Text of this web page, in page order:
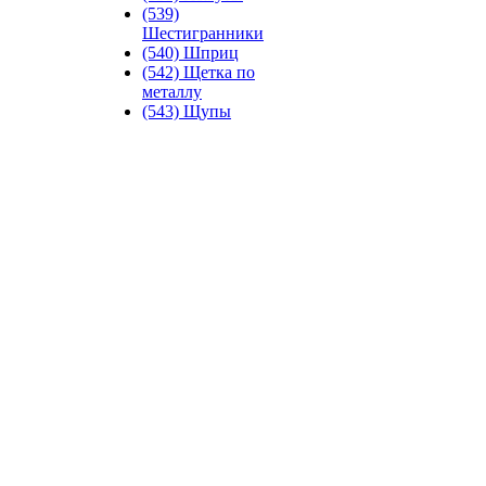
(539)
Шестигранники
(540) Шприц
(542) Щетка по
металлу
(543) Щупы